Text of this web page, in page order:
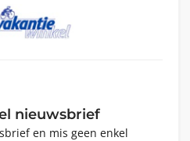
nieuwsbrief
en mis geen enkel